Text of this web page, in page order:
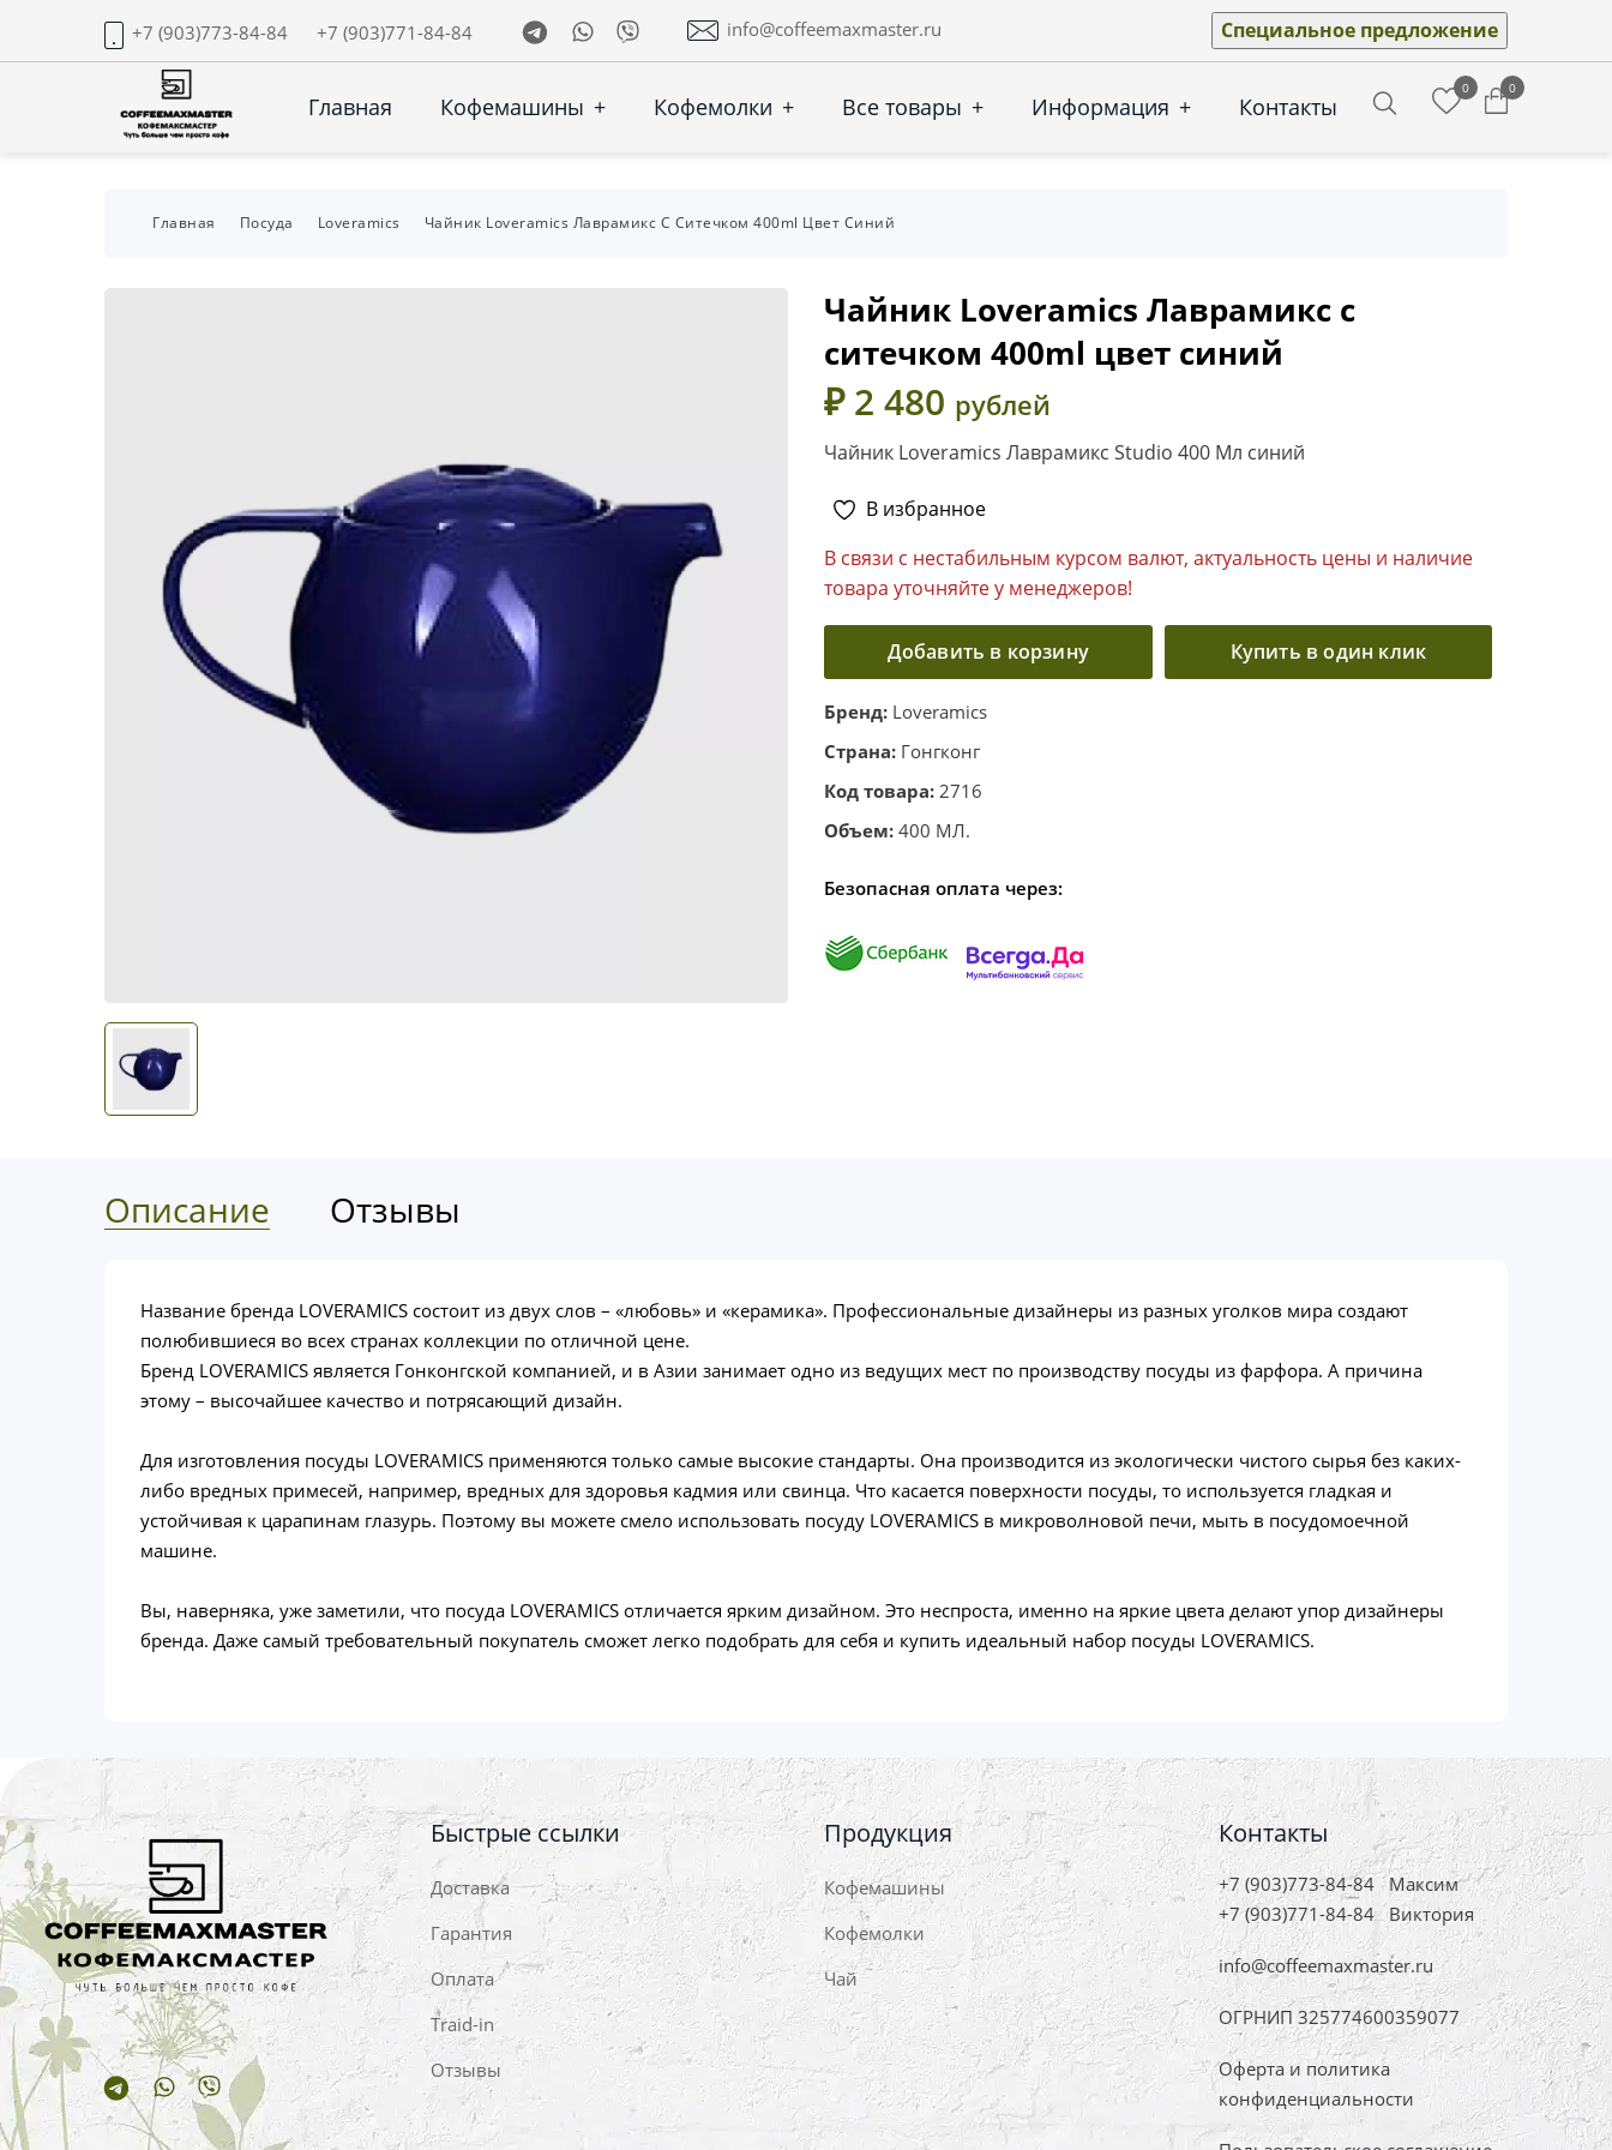
+7 (903)773-84-84 +7 (903)771-84-84 TelegramWhatsapp
Viber info@coffeemaxmaster.ru Специальное предложение
Главная Кофемашины + Кофемолки + Все товары + Информация + Контакты
0 0
Главная Посуда Loveramics Чайник Loveramics Лаврамикс С Ситечком 400ml Цвет Синий
Чайник Loveramics Лаврамикс с
ситечком 400ml цвет синий
₽ 2 480 рублей
Чайник Loveramics Лаврамикс Studio 400 Мл синий
В избранное
В связи с нестабильным курсом валют, актуальность цены и наличие
товара уточняйте у менеджеров!
Добавить в корзину Купить в один клик
Бренд: Loveramics
Страна: Гонгконг
Код товара: 2716
Объем: 400 МЛ.
Безопасная оплата через:
Описание Отзывы
Название бренда LOVERAMICS состоит из двух слов – «любовь» и «керамика». Профессиональные дизайнеры из разных уголков мира создают
полюбившиеся во всех странах коллекции по отличной цене.
Бренд LOVERAMICS является Гонконгской компанией, и в Азии занимает одно из ведущих мест по производству посуды из фарфора. А причина
этому – высочайшее качество и потрясающий дизайн.
Для изготовления посуды LOVERAMICS применяются только самые высокие стандарты. Она производится из экологически чистого сырья без каких-
либо вредных примесей, например, вредных для здоровья кадмия или свинца. Что касается поверхности посуды, то используется гладкая и
устойчивая к царапинам глазурь. Поэтому вы можете смело использовать посуду LOVERAMICS в микроволновой печи, мыть в посудомоечной
машине.
Вы, наверняка, уже заметили, что посуда LOVERAMICS отличается ярким дизайном. Это неспроста, именно на яркие цвета делают упор дизайнеры
бренда. Даже самый требовательный покупатель сможет легко подобрать для себя и купить идеальный набор посуды LOVERAMICS.
TelegramWhatsapp
Viber
Быстрые ссылки
Доставка
Гарантия
Оплата
Traid-in
Отзывы
Продукция
Кофемашины
Кофемолки
Чай
Контакты
+7 (903)773-84-84Максим
+7 (903)771-84-84Виктория
info@coffeemaxmaster.ru
ОГРНИП 325774600359077
Оферта и политика
конфиденциальности